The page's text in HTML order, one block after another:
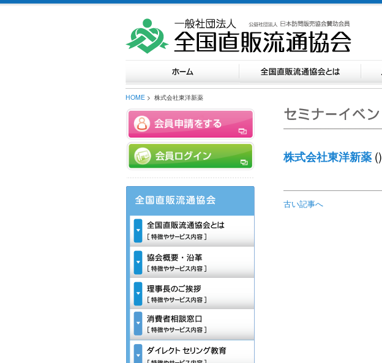
HOME> 株式会社東洋新薬
株式会社東洋新薬 ()
古い記事へ